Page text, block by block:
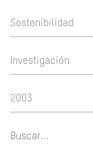
Sostenibilidad
Investigación
2003